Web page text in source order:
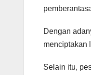
Dengan
menciptakan
Selain itu,